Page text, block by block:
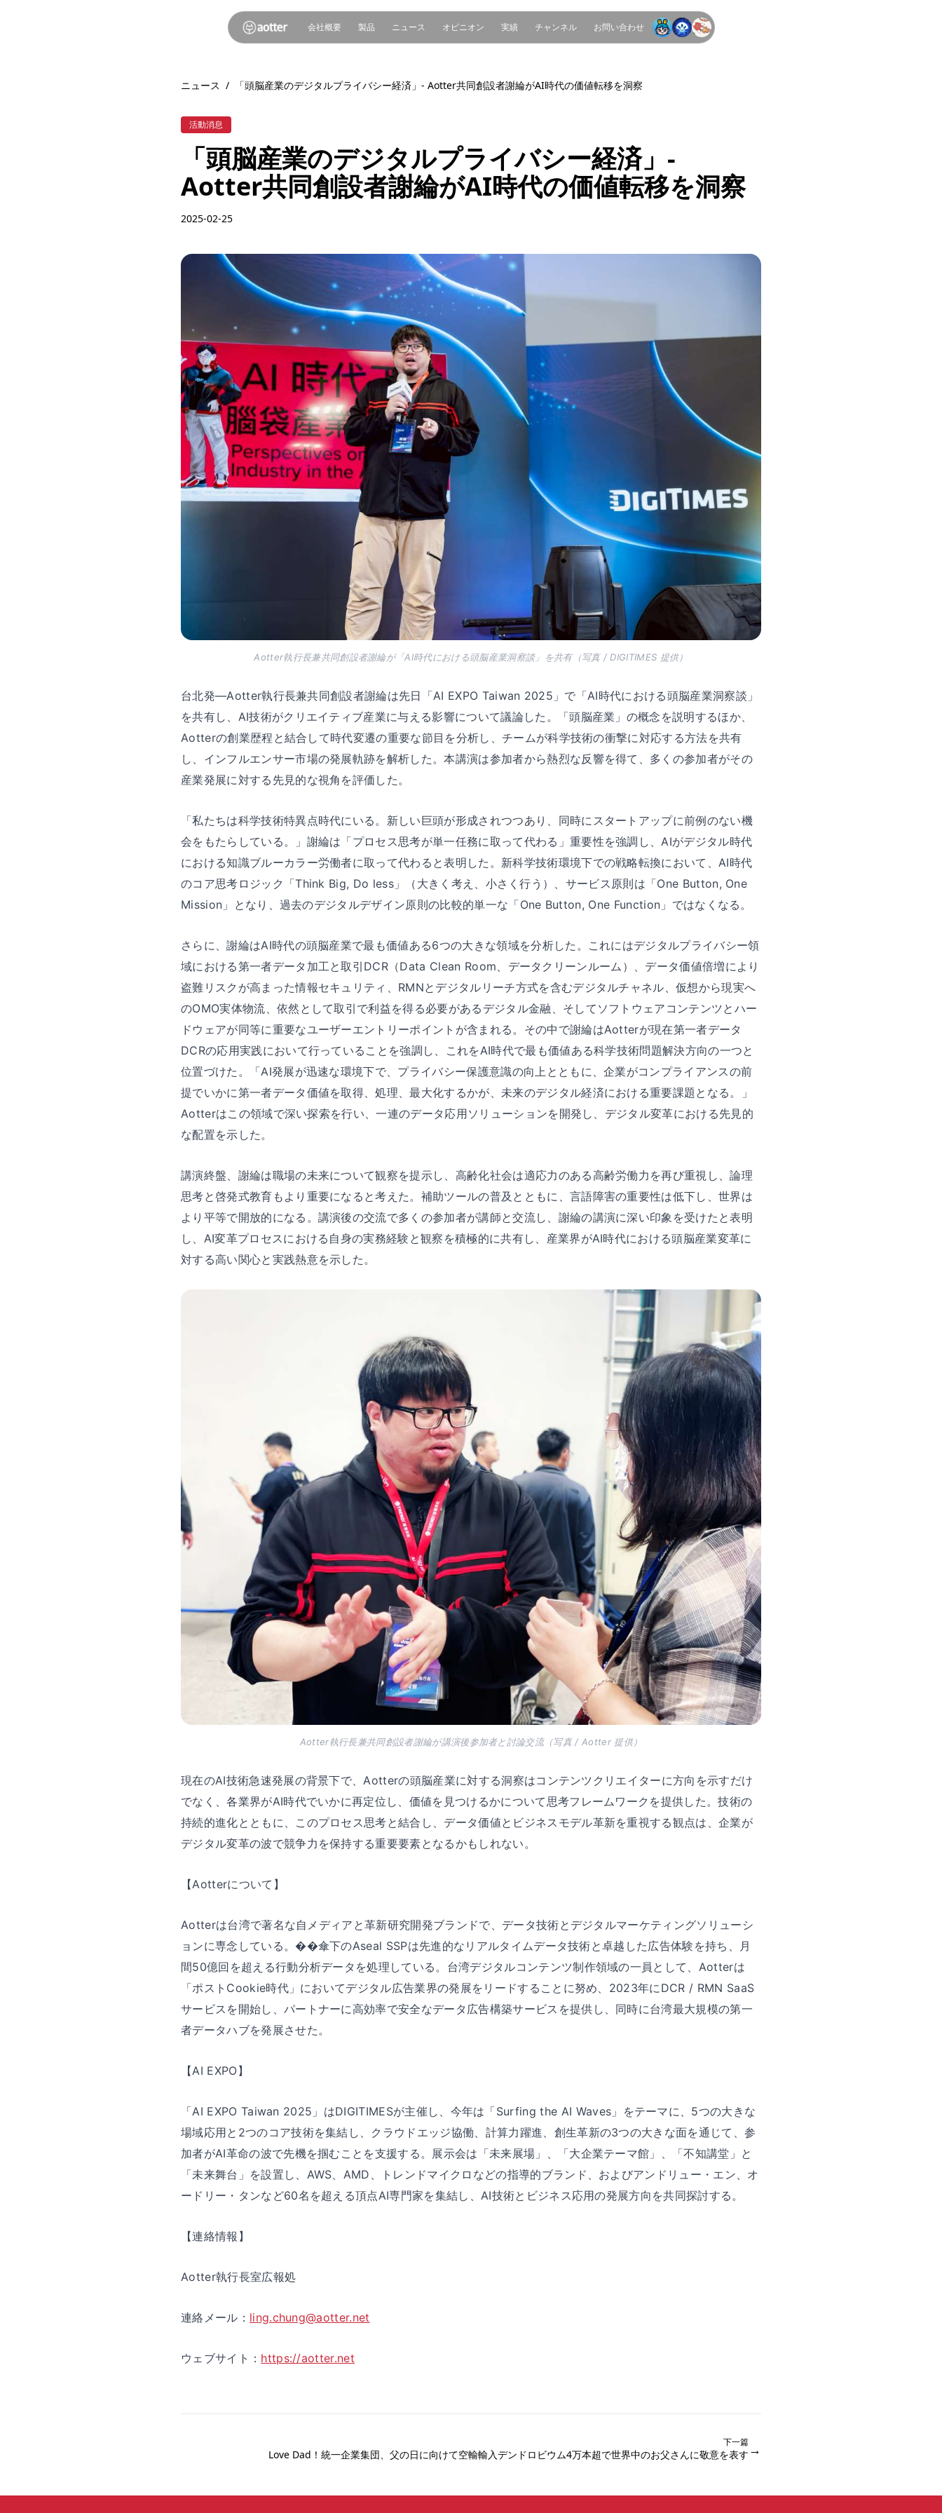
会社概要 製品 ニュース オピニオン 実績 チャンネル お問い合わせ
ニュース / 「頭脳産業のデジタルプライバシー経済」- Aotter共同創設者謝綸がAI時代の価値転移を洞察
活動消息
「頭脳産業のデジタルプライバシー経済」-
Aotter共同創設者謝綸がAI時代の価値転移を洞察
2025-02-25
Aotter執行長兼共同創設者謝綸が「AI時代における頭脳産業洞察談」を共有（写真 / DIGITIMES 提供）
台北発—Aotter執行長兼共同創設者謝綸は先日「AI EXPO Taiwan 2025」で「AI時代における頭脳産業洞察談」
を共有し、AI技術がクリエイティブ産業に与える影響について議論した。「頭脳産業」の概念を説明するほか、
Aotterの創業歴程と結合して時代変遷の重要な節目を分析し、チームが科学技術の衝撃に対応する方法を共有
し、インフルエンサー市場の発展軌跡を解析した。本講演は参加者から熱烈な反響を得て、多くの参加者がその
産業発展に対する先見的な視角を評価した。
「私たちは科学技術特異点時代にいる。新しい巨頭が形成されつつあり、同時にスタートアップに前例のない機
会をもたらしている。」謝綸は「プロセス思考が単一任務に取って代わる」重要性を強調し、AIがデジタル時代
における知識ブルーカラー労働者に取って代わると表明した。新科学技術環境下での戦略転換において、AI時代
のコア思考ロジック「Think Big, Do less」（大きく考え、小さく行う）、サービス原則は「One Button, One
Mission」となり、過去のデジタルデザイン原則の比較的単一な「One Button, One Function」ではなくなる。
さらに、謝綸はAI時代の頭脳産業で最も価値ある6つの大きな領域を分析した。これにはデジタルプライバシー領
域における第一者データ加工と取引DCR（Data Clean Room、データクリーンルーム）、データ価値倍増により
盗難リスクが高まった情報セキュリティ、RMNとデジタルリーチ方式を含むデジタルチャネル、仮想から現実へ
のOMO実体物流、依然として取引で利益を得る必要があるデジタル金融、そしてソフトウェアコンテンツとハー
ドウェアが同等に重要なユーザーエントリーポイントが含まれる。その中で謝綸はAotterが現在第一者データ
DCRの応用実践において行っていることを強調し、これをAI時代で最も価値ある科学技術問題解決方向の一つと
位置づけた。「AI発展が迅速な環境下で、プライバシー保護意識の向上とともに、企業がコンプライアンスの前
提でいかに第一者データ価値を取得、処理、最大化するかが、未来のデジタル経済における重要課題となる。」
Aotterはこの領域で深い探索を行い、一連のデータ応用ソリューションを開発し、デジタル変革における先見的
な配置を示した。
講演終盤、謝綸は職場の未来について観察を提示し、高齢化社会は適応力のある高齢労働力を再び重視し、論理
思考と啓発式教育もより重要になると考えた。補助ツールの普及とともに、言語障害の重要性は低下し、世界は
より平等で開放的になる。講演後の交流で多くの参加者が講師と交流し、謝綸の講演に深い印象を受けたと表明
し、AI変革プロセスにおける自身の実務経験と観察を積極的に共有し、産業界がAI時代における頭脳産業変革に
対する高い関心と実践熱意を示した。
Aotter執行長兼共同創設者謝綸が講演後参加者と討論交流（写真 / Aotter 提供）
現在のAI技術急速発展の背景下で、Aotterの頭脳産業に対する洞察はコンテンツクリエイターに方向を示すだけ
でなく、各業界がAI時代でいかに再定位し、価値を見つけるかについて思考フレームワークを提供した。技術の
持続的進化とともに、このプロセス思考と結合し、データ価値とビジネスモデル革新を重視する観点は、企業が
デジタル変革の波で競争力を保持する重要要素となるかもしれない。
【Aotterについて】
Aotterは台湾で著名な自メディアと革新研究開発ブランドで、データ技術とデジタルマーケティングソリューシ
ョンに専念している。��傘下のAseal SSPは先進的なリアルタイムデータ技術と卓越した広告体験を持ち、月
間50億回を超える行動分析データを処理している。台湾デジタルコンテンツ制作領域の一員として、Aotterは
「ポストCookie時代」においてデジタル広告業界の発展をリードすることに努め、2023年にDCR / RMN SaaS
サービスを開始し、パートナーに高効率で安全なデータ広告構築サービスを提供し、同時に台湾最大規模の第一
者データハブを発展させた。
【AI EXPO】
「AI EXPO Taiwan 2025」はDIGITIMESが主催し、今年は「Surfing the AI Waves」をテーマに、5つの大きな
場域応用と2つのコア技術を集結し、クラウドエッジ協働、計算力躍進、創生革新の3つの大きな面を通じて、参
加者がAI革命の波で先機を掴むことを支援する。展示会は「未来展場」、「大企業テーマ館」、「不知講堂」と
「未来舞台」を設置し、AWS、AMD、トレンドマイクロなどの指導的ブランド、およびアンドリュー・エン、オ
ードリー・タンなど60名を超える頂点AI専門家を集結し、AI技術とビジネス応用の発展方向を共同探討する。
【連絡情報】
Aotter執行長室広報処
連絡メール： ling.chung@aotter.net
ウェブサイト： https://aotter.net
下一篇
Love Dad！統一企業集団、父の日に向けて空輸輸入デンドロビウム4万本超で世界中のお父さんに敬意を表す →